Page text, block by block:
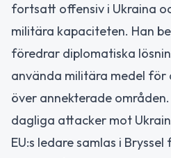
fortsatt offensiv i Ukraina
militära kapaciteten. Han
föredrar diplomatiska
använda militära medel
över annekterade
dagliga attacker mot
EU:s ledare samlas i